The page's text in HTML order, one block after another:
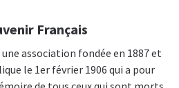
Français
association fondée en 1887 et
le 1er février 1906 qui a pour